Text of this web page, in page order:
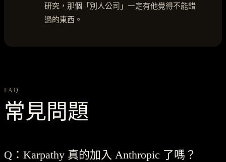
研究，那個「別人公司」一定有他覺得不能錯
過的東西。
FAQ
常見問題
Q：Karpathy 真的加入 Anthropic 了嗎？